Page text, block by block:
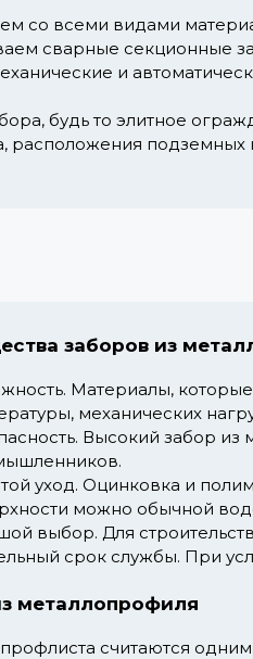
со всеми видами
сварные секционные
и
будь то элитное
расположения подземных
заборов из
Материалы,
механических
Высокий забор из
уход. Оцинковка и
можно обычной
выбор. Для
срок службы. При
металлопрофиля
считаются